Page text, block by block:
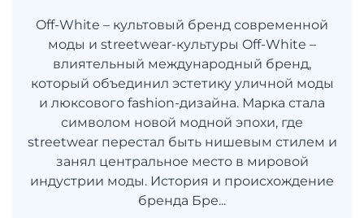
Off-White – культовый бренд современной
моды и streetwear-культуры Off-White –
влиятельный международный бренд,
который объединил эстетику уличной моды
и люксового fashion-дизайна. Марка стала
символом новой модной эпохи, где
streetwear перестал быть нишевым стилем и
занял центральное место в мировой
индустрии моды. История и происхождение
бренда Бре...